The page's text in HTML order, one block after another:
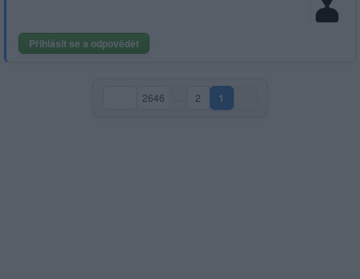
Přihlásit se a odpovědět
2646 2 1(aktuální strana)